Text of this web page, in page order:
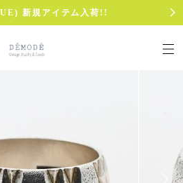
新規アイテム入荷!!